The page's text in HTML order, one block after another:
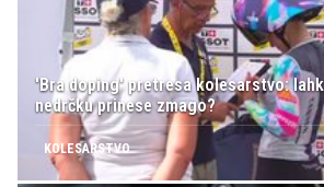
'Bra doping' pretresa kolesarstvo:
nedrčku prinese zmago?
KOLESARSTVO